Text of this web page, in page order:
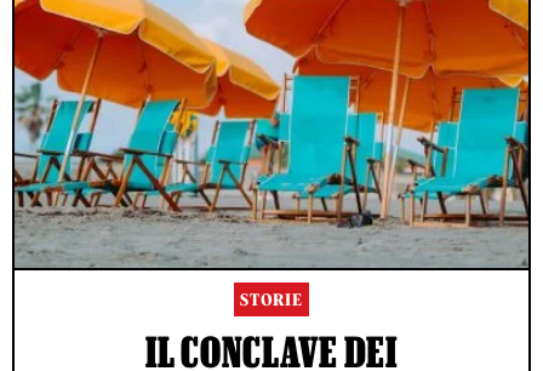
STORIE
IL CONCLAVE DEI